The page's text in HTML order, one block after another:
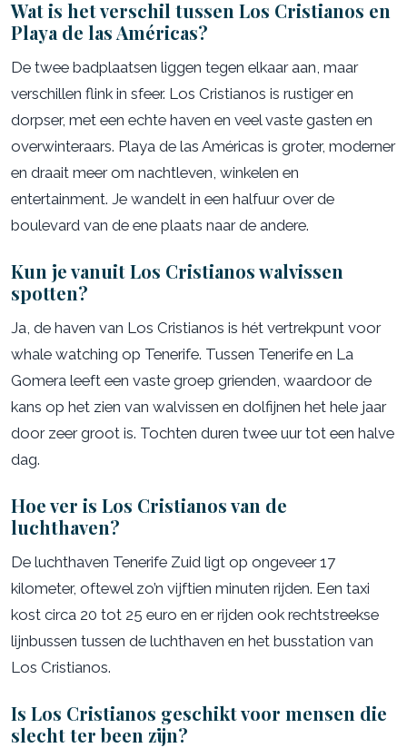
Wat is het verschil tussen Los Cristianos en
Playa de las Américas?
De twee badplaatsen liggen tegen elkaar aan, maar
verschillen flink in sfeer. Los Cristianos is rustiger en
dorpser, met een echte haven en veel vaste gasten en
overwinteraars. Playa de las Américas is groter, moderner
en draait meer om nachtleven, winkelen en
entertainment. Je wandelt in een halfuur over de
boulevard van de ene plaats naar de andere.
Kun je vanuit Los Cristianos walvissen
spotten?
Ja, de haven van Los Cristianos is hét vertrekpunt voor
whale watching op Tenerife. Tussen Tenerife en La
Gomera leeft een vaste groep grienden, waardoor de
kans op het zien van walvissen en dolfijnen het hele jaar
door zeer groot is. Tochten duren twee uur tot een halve
dag.
Hoe ver is Los Cristianos van de
luchthaven?
De luchthaven Tenerife Zuid ligt op ongeveer 17
kilometer, oftewel zo’n vijftien minuten rijden. Een taxi
kost circa 20 tot 25 euro en er rijden ook rechtstreekse
lijnbussen tussen de luchthaven en het busstation van
Los Cristianos.
Is Los Cristianos geschikt voor mensen die
slecht ter been zijn?